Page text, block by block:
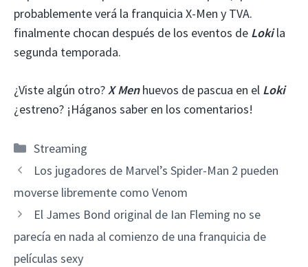
probablemente verá la franquicia X-Men y TVA.
finalmente chocan después de los eventos de Lokila
segunda temporada.
¿Viste algún otro?X Menhuevos de pascua en el Loki
¿estreno? ¡Háganos saber en los comentarios!
Categorías
Streaming
Los jugadores de Marvel’s Spider-Man 2 pueden
moverse libremente como Venom
El James Bond original de Ian Fleming no se
parecía en nada al comienzo de una franquicia de
películas sexy